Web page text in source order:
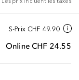
S-Prix CHF 49.90
Online CHF 24.55